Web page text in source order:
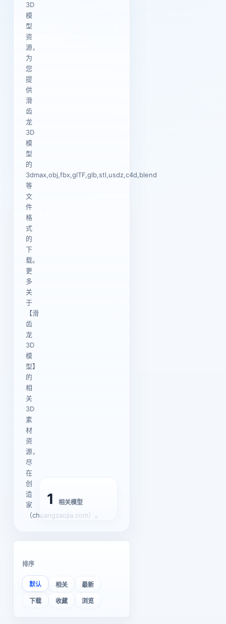
3D
模
型
资
源，
为
您
提
供
滑
齿
龙
3D
模
型
的
3dmax,obj,fbx,glTF,glb,stl,usdz,c4d,blend
等
文
件
格
式
的
下
载。
更
多
关
于
【滑
齿
龙
3D
模
型】
的
相
关
3D
素
材
资
源，
尽
在
创
造
家
（chuangzaojia.com）。
1 相关模型
排序
默认 相关 最新
下载 收藏 浏览